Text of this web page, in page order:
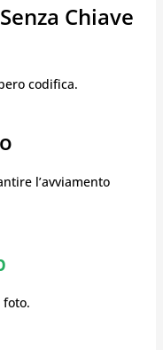
Chiave
codifica.
l’avviamento